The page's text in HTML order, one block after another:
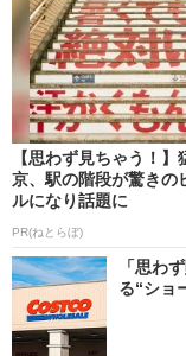
【思わず見ちゃう！】
京、駅の階段が驚きの
ルになり話題に
PR(ねとらぼ)
「思わ
る“ショ